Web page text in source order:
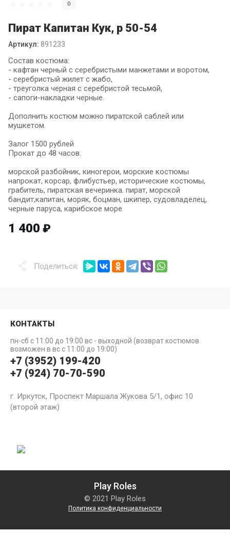
0
Пират Капитан Кук, р 50-54
Артикул: 891233
Состав костюма:
- кафтан черный с серебристыми манжетами и воротом,
- серебристый жилет с жабо,
- треуголка черная с серебристой тесьмой,
- сапоги-накладки черные.
Дополнить костюм можно пиратской саблей или
мушкетом.
Залог 1500 рублей
Прокат до 48 часов.
морской разбойник, киногерои, морские костюмы
напрокат, корсар, флибустьер, исторические костюмы,
грабитель, пиратская вечеринка. пират, морской
бандит,капитан, моряк, боцман, шкипер, судовладелец,
черные паруса, карибское море
1 400 ₽
Поделиться:
КОНТАКТЫ
пн-сб с 11:00 до 19:00 вс - выходной (возврат костюмов
возможен в вс с 11:00 до 19:00)
+7 (3952) 199-420
+7 (924) 70-70-590
г. Иркутск, Проспект Маршала Жукова 5/1, офис 10
(второй этаж)
Play Roles
© 2021 Play Roles
Политика конфиденциальности